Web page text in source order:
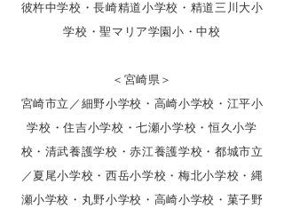
彼杵中学校・長崎精道小学校・精道三川大小
学校・聖マリア学園小・中校
＜宮崎県＞
宮崎市立／細野小学校・高崎小学校・江平小
学校・住吉小学校・七瀬小学校・恒久小学
校・清武養護学校・赤江養護学校・都城市立
／夏尾小学校・西岳小学校・梅北小学校・縄
瀬小学校・丸野小学校・高崎小学校・菓子野